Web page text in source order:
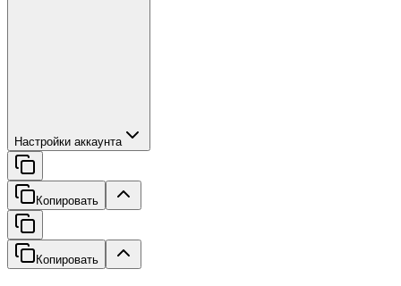
Настройки аккаунта
Копировать
Копировать